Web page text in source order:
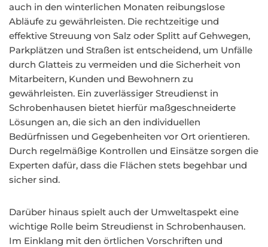
auch in den winterlichen Monaten reibungslose
Abläufe zu gewährleisten. Die rechtzeitige und
effektive Streuung von Salz oder Splitt auf Gehwegen,
Parkplätzen und Straßen ist entscheidend, um Unfälle
durch Glatteis zu vermeiden und die Sicherheit von
Mitarbeitern, Kunden und Bewohnern zu
gewährleisten. Ein zuverlässiger Streudienst in
Schrobenhausen bietet hierfür maßgeschneiderte
Lösungen an, die sich an den individuellen
Bedürfnissen und Gegebenheiten vor Ort orientieren.
Durch regelmäßige Kontrollen und Einsätze sorgen die
Experten dafür, dass die Flächen stets begehbar und
sicher sind.
Darüber hinaus spielt auch der Umweltaspekt eine
wichtige Rolle beim Streudienst in Schrobenhausen.
Im Einklang mit den örtlichen Vorschriften und